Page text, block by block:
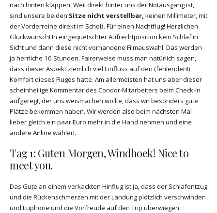
nach hinten klappen. Weil direkt hinter uns der Notausgang ist,
sind unsere beiden Sitze nicht verstellbar, keinen Millimeter, mit
der Vorderreihe direkt im Schoß. Für einen Nachtflug! Herzlichen
Glückwunsch! In eingequetschter Aufrechtposition kein Schlaf in
Sicht und dann diese nicht vorhandene Filmauswahl. Das werden
ja herrliche 10 Stunden. Fairerweise muss man natürlich sagen,
dass dieser Aspekt ziemlich viel Einfluss auf den (fehlenden!)
Komfort dieses Fluges hatte. Am allermeisten hat uns aber dieser
scheinheilige Kommentar des Condor-Mitarbeiters beim Check-In
aufgeregt, der uns weismachen wollte, dass wir besonders gute
Plätze bekommen haben. Wir werden also beim nächsten Mal
lieber gleich ein paar Euro mehr in die Hand nehmen und eine
andere Airline wählen.
Tag 1: Guten Morgen, Windhoek! Nice to
meet you.
Das Gute an einem verkackten Hinflug ist ja, dass der Schlafentzug
und die Rückenschmerzen mit der Landung plötzlich verschwinden
und Euphorie und die Vorfreude auf den Trip überwiegen.